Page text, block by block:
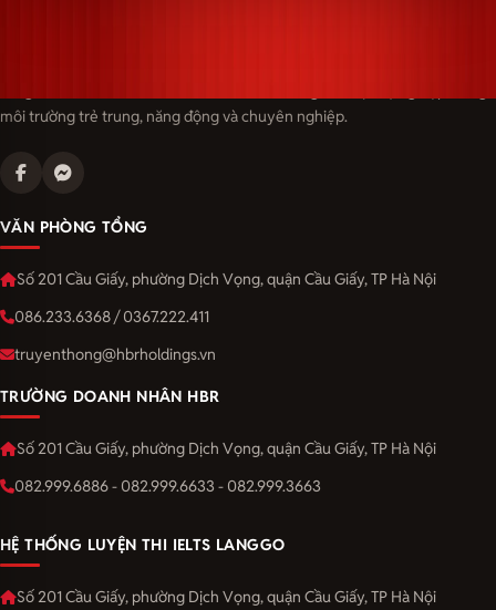
môi trường trẻ trung, năng động và chuyên nghiệp.
VĂN PHÒNG TỔNG
Số 201 Cầu Giấy, phường Dịch Vọng, quận Cầu Giấy, TP Hà Nội
086.233.6368 / 0367.222.411
truyenthong@hbrholdings.vn
TRƯỜNG DOANH NHÂN HBR
Số 201 Cầu Giấy, phường Dịch Vọng, quận Cầu Giấy, TP Hà Nội
082.999.6886 - 082.999.6633 - 082.999.3663
HỆ THỐNG LUYỆN THI IELTS LANGGO
Số 201 Cầu Giấy, phường Dịch Vọng, quận Cầu Giấy, TP Hà Nội